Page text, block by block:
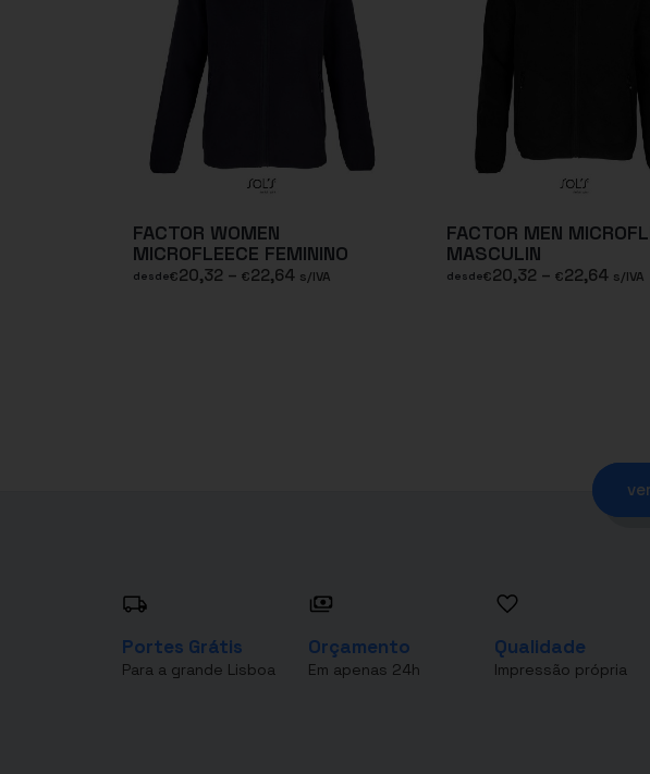
FACTOR WOMEN
MICROFLEECE FEMININO
desde€20,32 – €22,64 s/IVA
FACTOR MEN
MASCULIN
desde€20,32 – €22,64 s/IVA
Portes Grátis
Para a grande Lisboa
Orçamento
Em apenas 24h
Qualidade
Impressão própria